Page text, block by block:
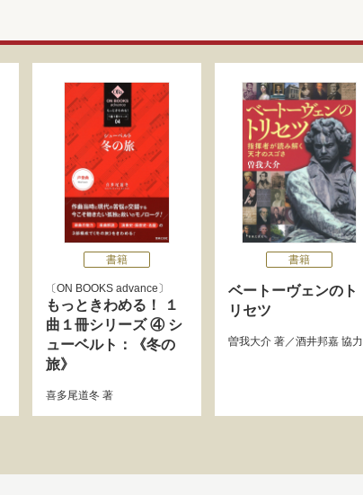
書籍
ON BOOKS advance
もっときわめる！ １
曲１冊シリーズ ④ シ
ューベルト：《冬の
旅》
喜多尾道冬 著
書籍
ベートーヴェンのト
リセツ
曽我大介 著／酒井邦嘉 協力